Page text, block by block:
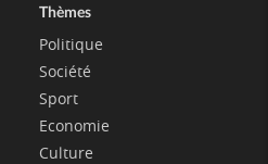
Thèmes
Politique
Société
Sport
Economie
Culture